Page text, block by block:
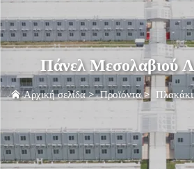
Πάνελ Μεσολαβιού
Αρχική σελίδα>Προϊόντα>